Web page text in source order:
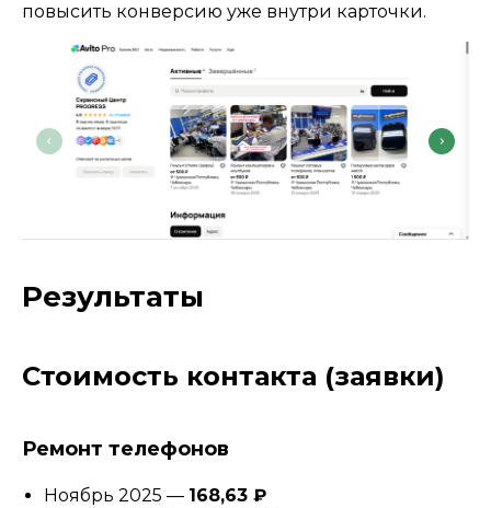
повысить конверсию уже внутри карточки.
Результаты
Стоимость контакта (заявки)
Ремонт телефонов
Ноябрь 2025 — 168,63 ₽